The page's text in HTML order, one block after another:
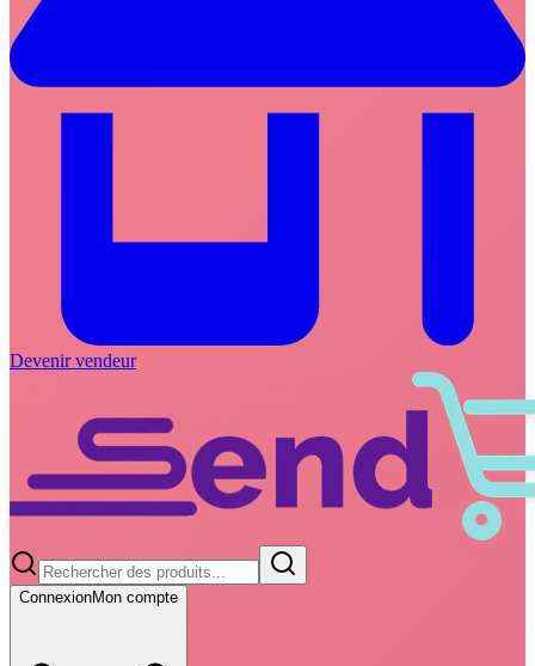
Devenir vendeur
ConnexionMon compte